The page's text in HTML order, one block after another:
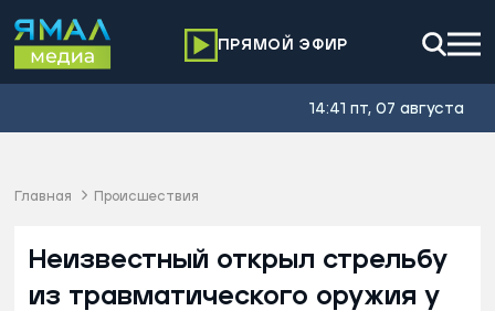
ПРЯМОЙ ЭФИР
14:41 пт, 07 августа
Главная Происшествия
Неизвестный открыл стрельбу
из травматического оружия у